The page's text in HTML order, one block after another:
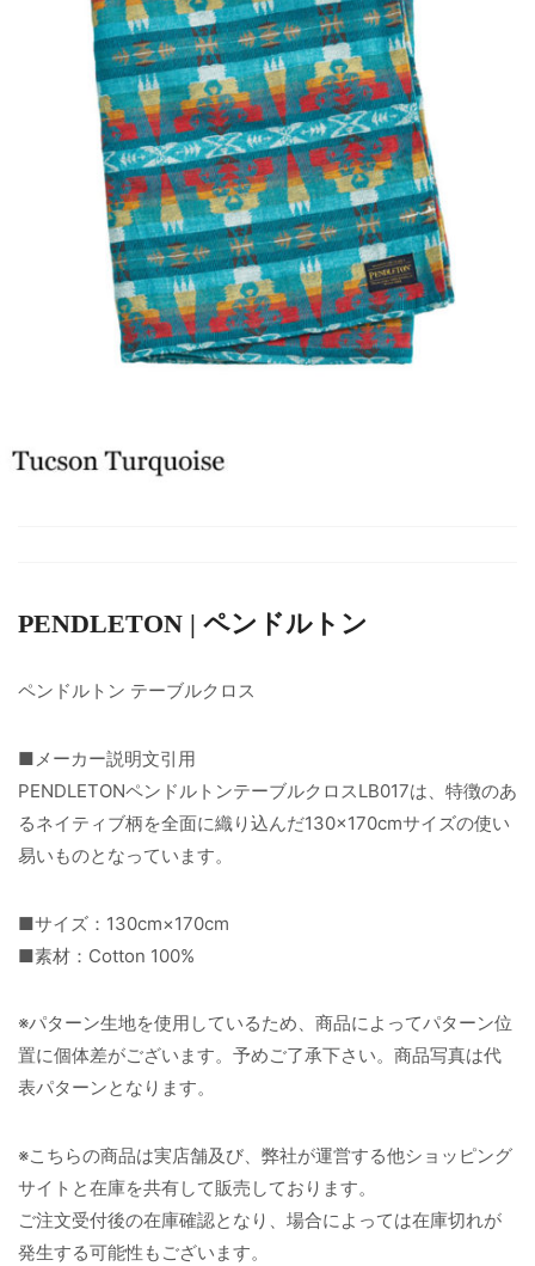
PENDLETON | ペンドルトン
ペンドルトン テーブルクロス
■メーカー説明文引用
PENDLETONペンドルトンテーブルクロスLB017は、特徴のあ
るネイティブ柄を全面に織り込んだ130×170cmサイズの使い
易いものとなっています。
■サイズ：130cm×170cm
■素材：Cotton 100%
※パターン生地を使用しているため、商品によってパターン位
置に個体差がございます。予めご了承下さい。商品写真は代
表パターンとなります。
※こちらの商品は実店舗及び、弊社が運営する他ショッピング
サイトと在庫を共有して販売しております。
ご注文受付後の在庫確認となり、場合によっては在庫切れが
発生する可能性もございます。